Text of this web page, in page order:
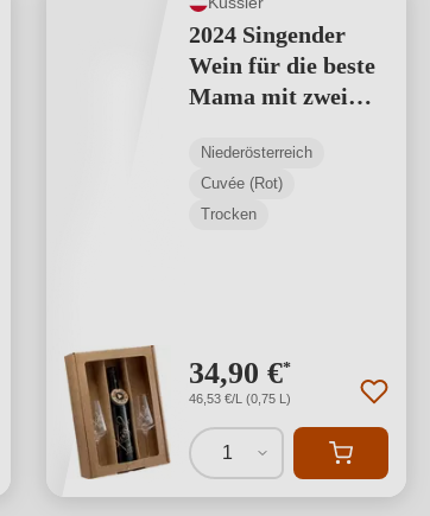
2024 Singender
Wein für die beste
Mama mit zwei
rot
Niederösterreich
Cuvée (Rot)
Trocken
34,90 €*
46,53 €/L (0,75 L)
1